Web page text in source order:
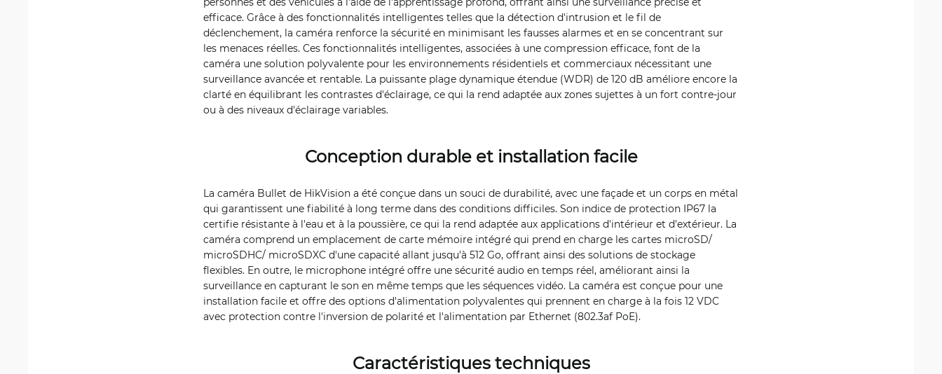
efficace. Grâce à des fonctionnalités intelligentes telles que la détection d'intrusion et le fil de
déclenchement, la caméra renforce la sécurité en minimisant les fausses alarmes et en se concentrant sur
les menaces réelles. Ces fonctionnalités intelligentes, associées à une compression efficace, font de la
caméra une solution polyvalente pour les environnements résidentiels et commerciaux nécessitant une
surveillance avancée et rentable. La puissante plage dynamique étendue (WDR) de 120 dB améliore encore la
clarté en équilibrant les contrastes d'éclairage, ce qui la rend adaptée aux zones sujettes à un fort contre-jour
ou à des niveaux d'éclairage variables.
Conception durable et installation facile
La caméra Bullet de HikVision a été conçue dans un souci de durabilité, avec une façade et un corps en métal
qui garantissent une fiabilité à long terme dans des conditions difficiles. Son indice de protection IP67 la
certifie résistante à l'eau et à la poussière, ce qui la rend adaptée aux applications d'intérieur et d'extérieur. La
caméra comprend un emplacement de carte mémoire intégré qui prend en charge les cartes microSD/
microSDHC/ microSDXC d'une capacité allant jusqu'à 512 Go, offrant ainsi des solutions de stockage
flexibles. En outre, le microphone intégré offre une sécurité audio en temps réel, améliorant ainsi la
surveillance en capturant le son en même temps que les séquences vidéo. La caméra est conçue pour une
installation facile et offre des options d'alimentation polyvalentes qui prennent en charge à la fois 12 VDC
avec protection contre l'inversion de polarité et l'alimentation par Ethernet (802.3af PoE).
Caractéristiques techniques